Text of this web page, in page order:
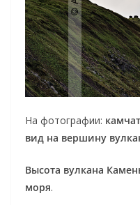
На фотографии:
вид на вершину
Высота вулкана
моря.